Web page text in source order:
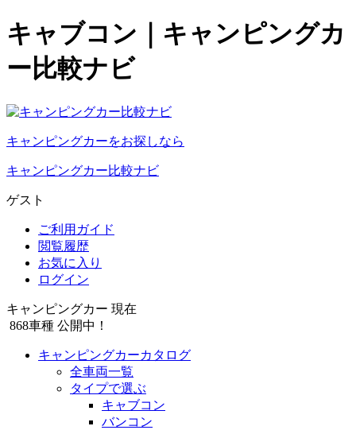
キャブコン｜キャンピングカ
ー比較ナビ
キャンピングカーをお探しなら
キャンピングカー比較ナビ
ゲスト
ご利用ガイド
閲覧履歴
お気に入り
ログイン
キャンピングカー 現在
868車種 公開中！
キャンピングカーカタログ
全車両一覧
タイプで選ぶ
キャブコン
バンコン